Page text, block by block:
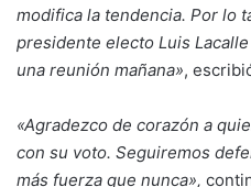
modifica la tendencia. Por lo
presidente electo Luis
una reunión mañana»,
«Agradezco de corazón a
con su voto. Seguiremos
más fuerza que nunca»,